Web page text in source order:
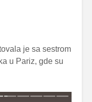
je sa sestrom
u Pariz, gde su